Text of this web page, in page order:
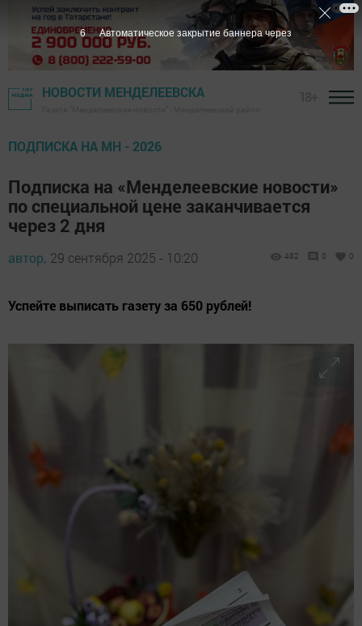
НОВОСТИ МЕНДЕЛЕЕВСКА
ПОДПИСКА НА МН - 2026
Подписка на «Менделеевские новости»
по специальной цене заканчивается
через 2 дня
автор, 29 сентября 2025 - 10:20 482 0 0
Успейте выписать газету за 650 рублей!
5 Автоматическое закрытие баннера через